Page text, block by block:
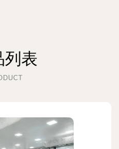
列表